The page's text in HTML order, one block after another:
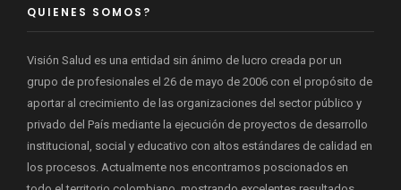
QUIENES SOMOS?
Visión Salud es una entidad sin ánimo de lucro creada por un
grupo de profesionales el 26 de mayo de 2006 con el propósito de
aportar al crecimiento de las organizaciones del sector público y
privado del País mediante la ejecución de proyectos de desarrollo
institucional, social y educativo con altos estándares de calidad en
los procesos. Actualmente nos encontramos poscionados en